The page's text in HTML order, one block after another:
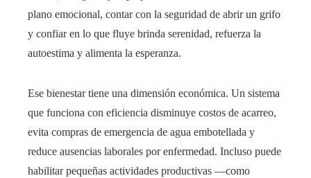
plano emocional, contar con la seguridad de abrir un grifo
y confiar en lo que fluye brinda serenidad, refuerza la
autoestima y alimenta la esperanza.
Ese bienestar tiene una dimensión económica. Un sistema
que funciona con eficiencia disminuye costos de acarreo,
evita compras de emergencia de agua embotellada y
reduce ausencias laborales por enfermedad. Incluso puede
habilitar pequeñas actividades productivas —como